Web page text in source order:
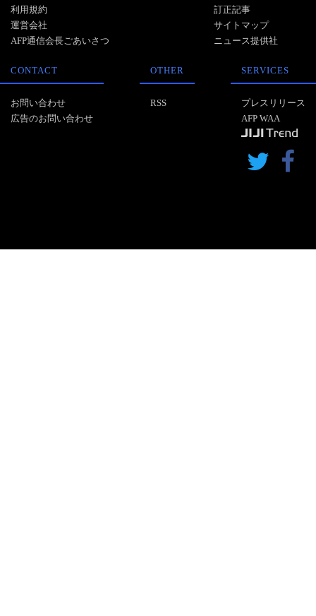
利用規約
運営会社
AFP通信会長ごあいさつ
訂正記事
サイトマップ
ニュース提供社
CONTACT
お問い合わせ
広告のお問い合わせ
OTHER
RSS
SERVICES
プレスリリース
AFP WAA